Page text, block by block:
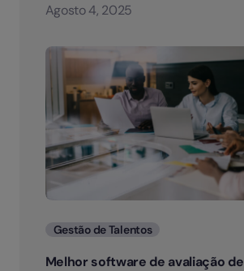
Agosto 4, 2025
Categorias
Gestão de Talentos
Melhor software de avaliação de